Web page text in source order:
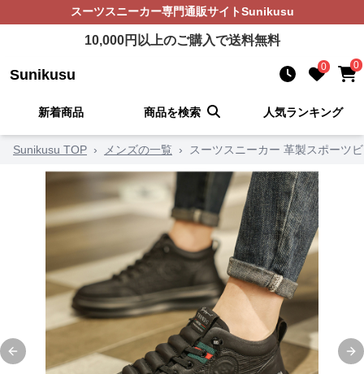
スーツスニーカー専門通販サイトSunikusu
10,000円以上のご購入で送料無料
Sunikusu 0 0
新着商品 商品を検索 人気ランキング
Sunikusu TOP › メンズの一覧 › スーツスニーカー 革製スポーツ
Previous slide